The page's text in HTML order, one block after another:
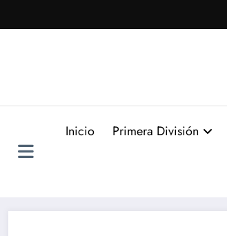
al
Inicio Primera División